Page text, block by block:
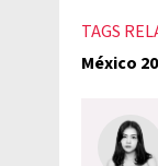
TAGS
México